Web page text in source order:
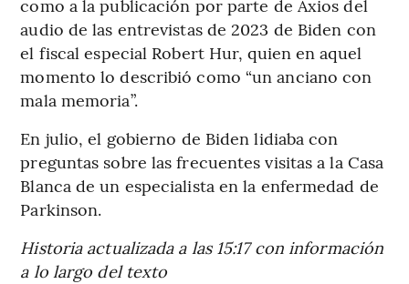
como a la publicación por parte de Axios del
audio de las entrevistas de 2023 de Biden con
el fiscal especial Robert Hur, quien en aquel
momento lo describió como “un anciano con
mala memoria”.
En julio, el gobierno de Biden lidiaba con
preguntas sobre las frecuentes visitas a la Casa
Blanca de un especialista en la enfermedad de
Parkinson.
Historia actualizada a las 15:17 con información
a lo largo del texto